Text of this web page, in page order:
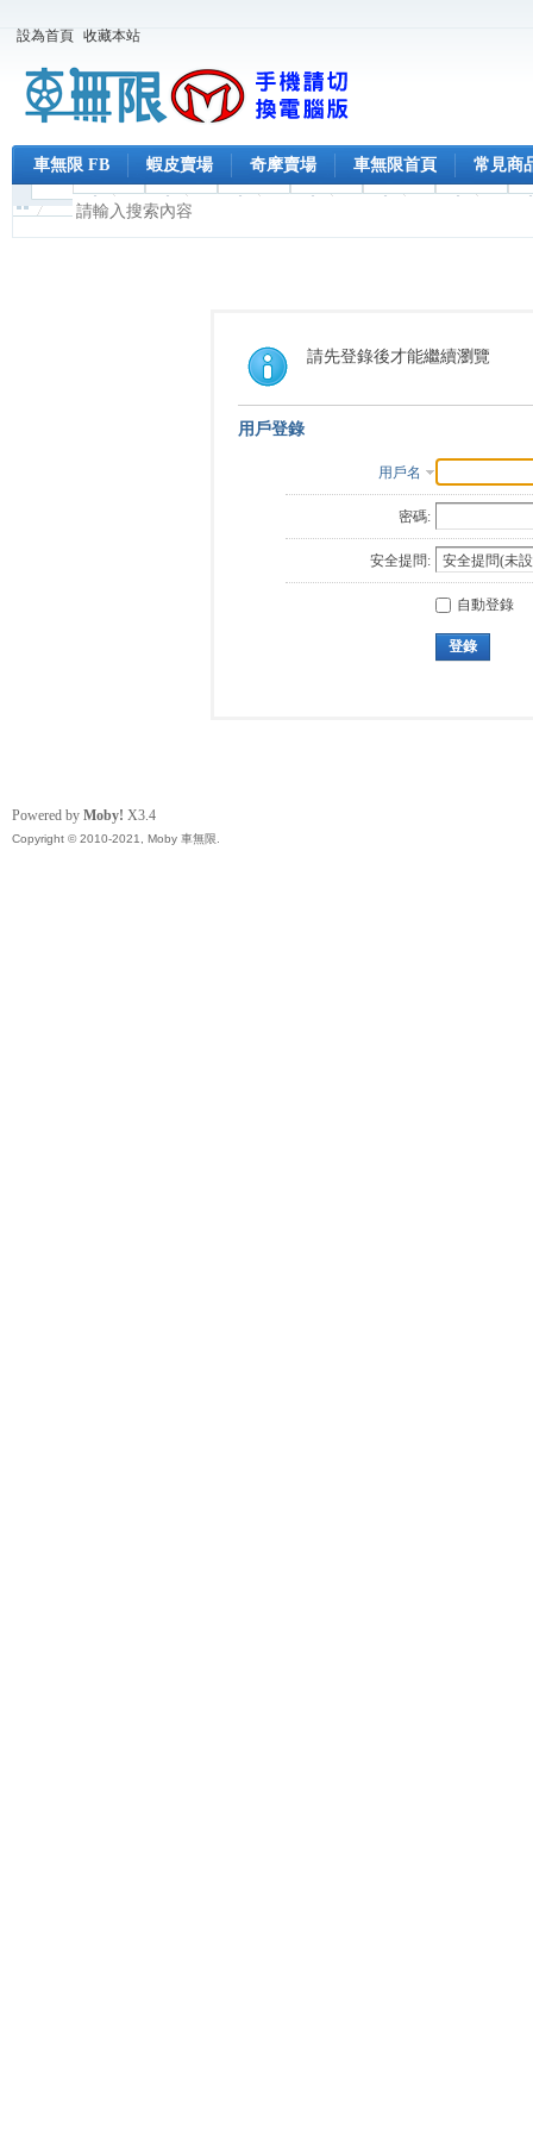
設為首頁 收藏本站
車無限 FB 蝦皮賣場 奇摩賣場 車無限首頁 常見商
請先登錄後才能繼續瀏覽
用戶登錄
用戶名
密碼:
安全提問:
自動登錄
登錄
Powered by Moby! X3.4
Copyright © 2010-2021, Moby 車無限.